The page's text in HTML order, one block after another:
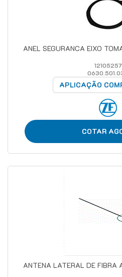
ANEL SEGURANCA EIXO
12105257
APLICAÇÃO
COTAR
ANTENA LATERAL DE FIBRA